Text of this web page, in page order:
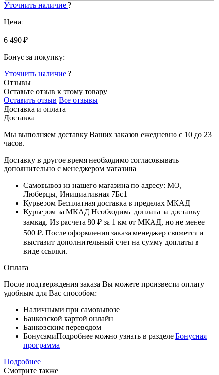
Уточнить наличие ?
Цена:
6 490 ₽
Бонус за покупку:
Уточнить наличие ?
Отзывы
Оставьте отзыв к этому товару
Оставить отзыв Все отзывы
Доставка и оплата
Доставка
Мы выполняем доставку Ваших заказов ежедневно с 10 до 23
часов.
Доставку в другое время необходимо согласовывать
дополнительно с менеджером магазина
Самовывоз из нашего магазина по адресу: МО,
Люберцы, Инициативная 7Бс1
Курьером Бесплатная доставка в пределах МКАД
Курьером за МКАД Необходима доплата за доставку
замкад. Из расчета 80 ₽ за 1 км от МКАД, но не менее
500 ₽. После оформления заказа менеджер свяжется и
выставит дополнительный счет на сумму доплаты в
виде ссылки.
Оплата
После подтверждения заказа Вы можете произвести оплату
удобным для Вас способом:
Наличными при самовывозе
Банковской картой онлайн
Банковским переводом
БонусамиПодробнее можно узнать в разделе Бонусная
программа
Подробнее
Смотрите также